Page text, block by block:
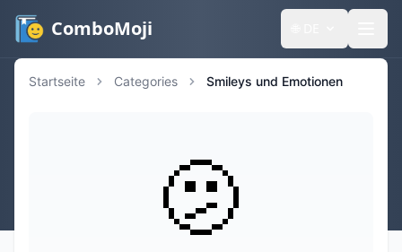
ComboMoji
Startseite Categories Smileys und Emotionen
🫤